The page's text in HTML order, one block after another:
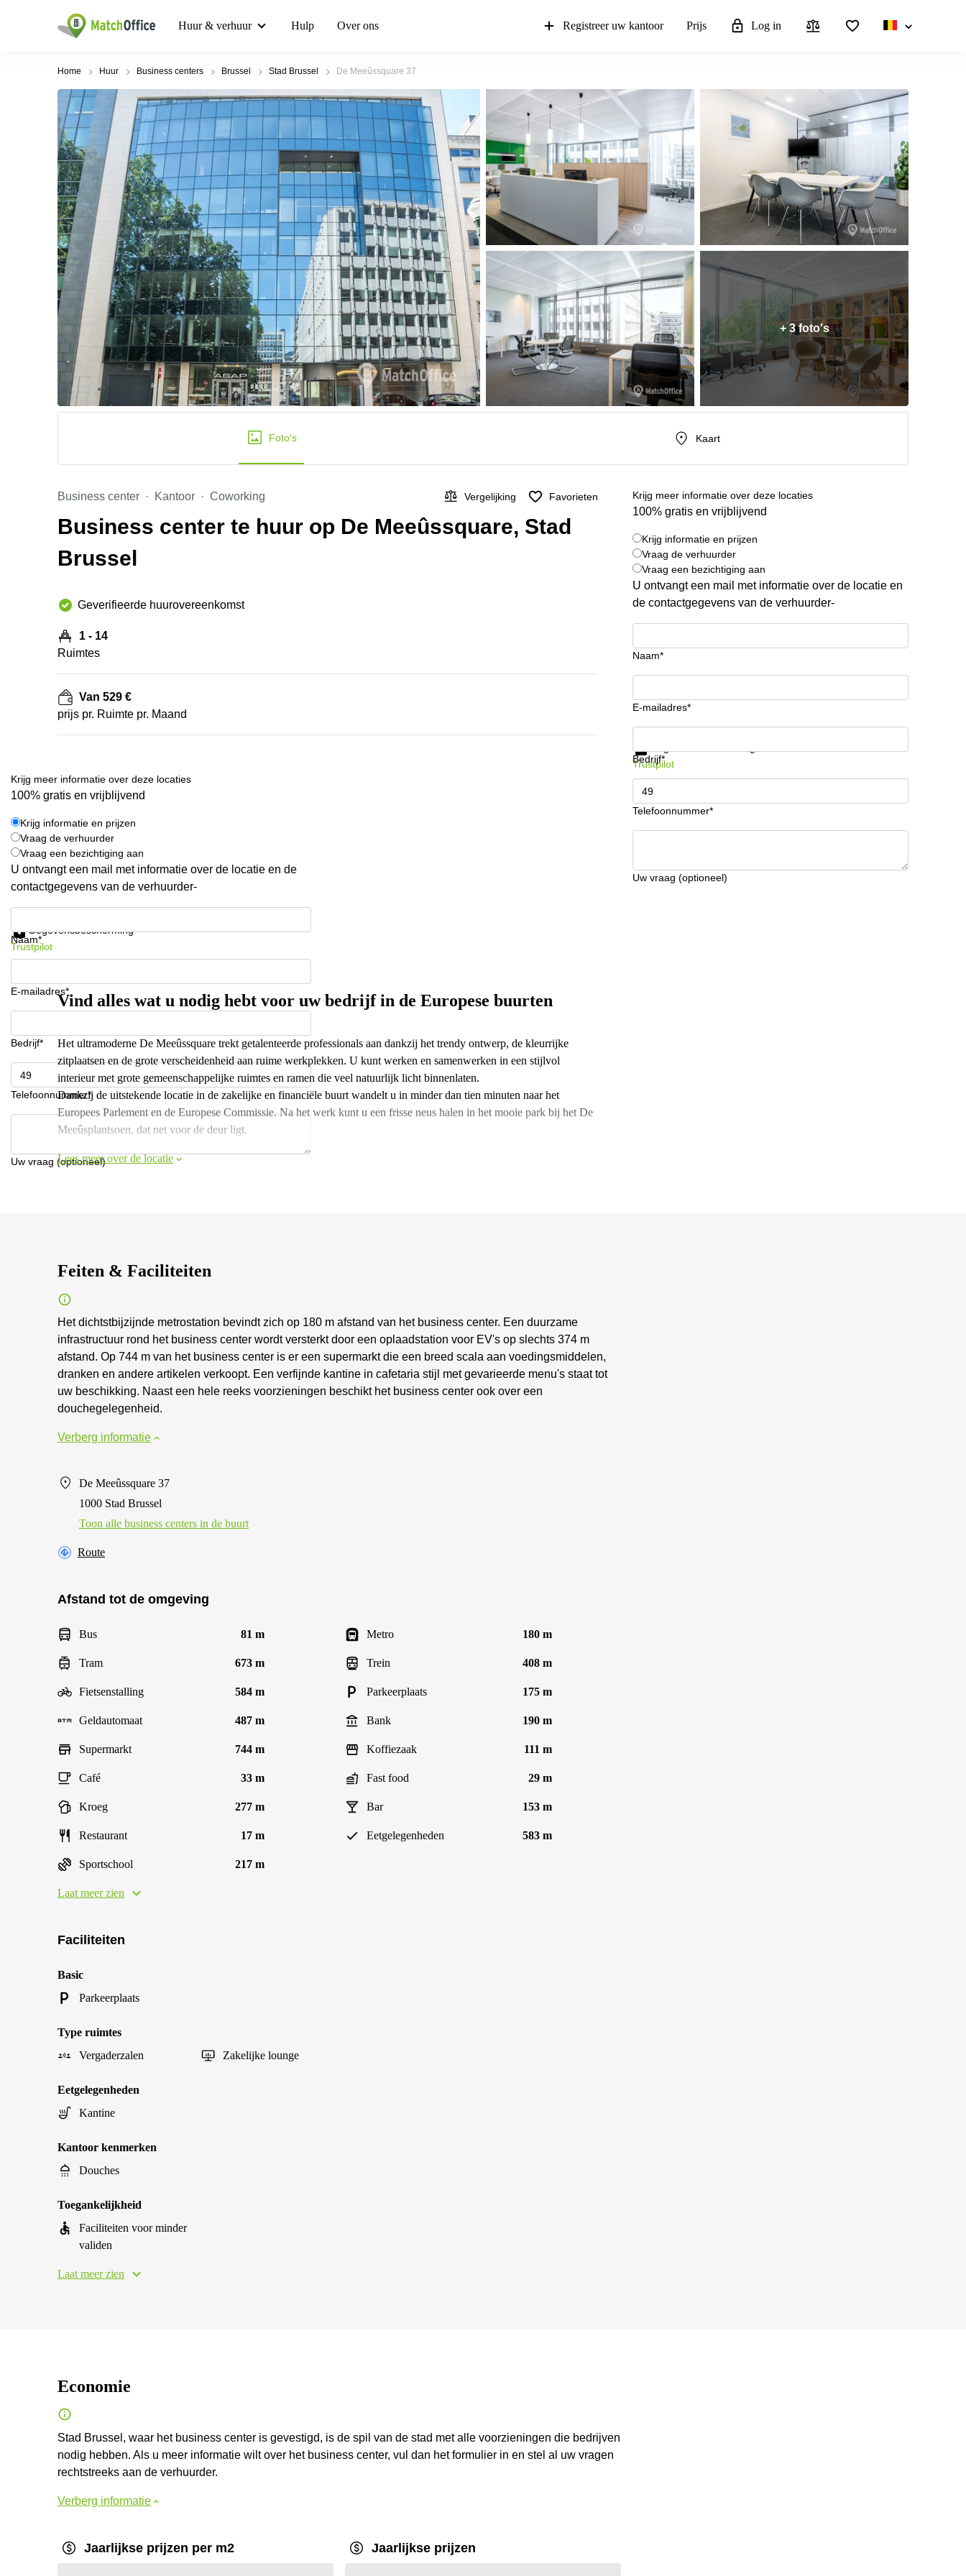
Huur & verhuur Hulp Over ons Registreer uw kantoor Prijs Log in
Home Huur Business centers Brussel Stad Brussel De Meeûssquare 37
+ 3 foto's
Foto's Kaart
Business center Kantoor Coworking Vergelijking Favorieten
Business center te huur op De Meeûssquare, Stad
Brussel
Geverifieerde huurovereenkomst
1 - 14
Ruimtes
Van 529 €
prijs pr. Ruimte pr. Maand
Krijg meer informatie over deze locaties
100% gratis en vrijblijvend
Krijg informatie en prijzen
Vraag de verhuurder
Vraag een bezichtiging aan
U ontvangt een mail met informatie over de locatie en
de contactgegevens van de verhuurder-
Naam*
E-mailadres*
Bedrijf*
Telefoonnummer*
Uw vraag (optioneel)
Krijg informatie en prijzen
Trustpilot
Krijg meer informatie over deze locaties
100% gratis en vrijblijvend
Krijg informatie en prijzen
Vraag de verhuurder
Vraag een bezichtiging aan
U ontvangt een mail met informatie over de locatie en de
contactgegevens van de verhuurder-
Naam*
E-mailadres*
Bedrijf*
Telefoonnummer*
Uw vraag (optioneel)
Gegevensbescherming
Trustpilot
Vind alles wat u nodig hebt voor uw bedrijf in de Europese buurten
Het ultramoderne De Meeûssquare trekt getalenteerde professionals aan dankzij het trendy ontwerp, de kleurrijke
zitplaatsen en de grote verscheidenheid aan ruime werkplekken. U kunt werken en samenwerken in een stijlvol
interieur met grote gemeenschappelijke ruimtes en ramen die veel natuurlijk licht binnenlaten.
Dankzij de uitstekende locatie in de zakelijke en financiële buurt wandelt u in minder dan tien minuten naar het
Europees Parlement en de Europese Commissie. Na het werk kunt u een frisse neus halen in het mooie park bij het De
Meeûsplantsoen, dat net voor de deur ligt.
Lees meer over de locatie
Feiten & Faciliteiten
Het dichtstbijzijnde metrostation bevindt zich op 180 m afstand van het business center. Een duurzame
infrastructuur rond het business center wordt versterkt door een oplaadstation voor EV's op slechts 374 m
afstand. Op 744 m van het business center is er een supermarkt die een breed scala aan voedingsmiddelen,
dranken en andere artikelen verkoopt. Een verfijnde kantine in cafetaria stijl met gevarieerde menu's staat tot
uw beschikking. Naast een hele reeks voorzieningen beschikt het business center ook over een
douchegelegenheid.
Verberg informatie
De Meeûssquare 37
1000 Stad Brussel
Toon alle business centers in de buurt
Route
Afstand tot de omgeving
Bus 81 m Metro 180 m
Tram 673 m Trein 408 m
Fietsenstalling 584 m Parkeerplaats 175 m
Geldautomaat 487 m Bank 190 m
Supermarkt 744 m Koffiezaak 111 m
Café 33 m Fast food 29 m
Kroeg 277 m Bar 153 m
Restaurant 17 m Eetgelegenheden 583 m
Sportschool 217 m
Laat meer zien
Faciliteiten
Basic
Parkeerplaats
Type ruimtes
Vergaderzalen
Zakelijke lounge
Eetgelegenheden
Kantine
Kantoor kenmerken
Douches
Toegankelijkheid
Faciliteiten voor minder
validen
Laat meer zien
Economie
Stad Brussel, waar het business center is gevestigd, is de spil van de stad met alle voorzieningen die bedrijven
nodig hebben. Als u meer informatie wilt over het business center, vul dan het formulier in en stel al uw vragen
rechtstreeks aan de verhuurder.
Verberg informatie
Jaarlijkse prijzen per m2 Jaarlijkse prijzen